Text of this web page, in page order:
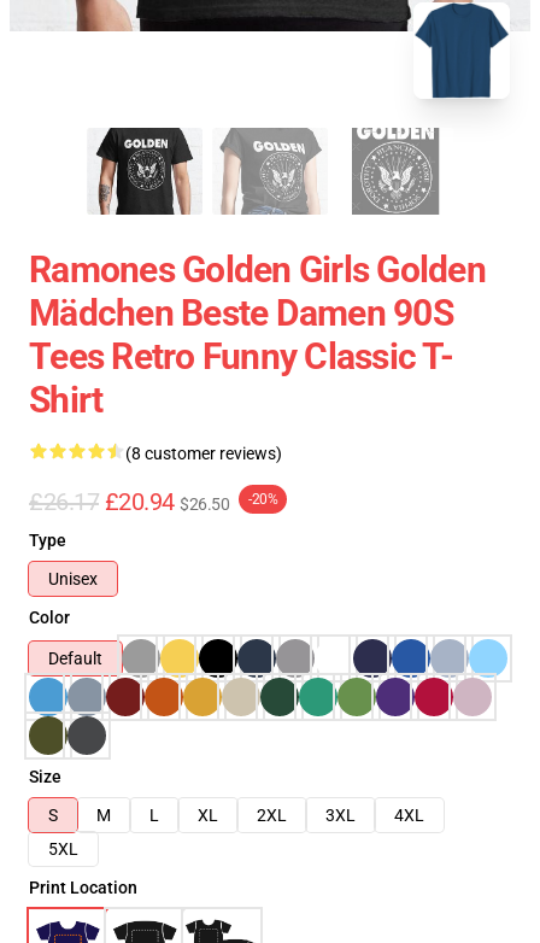
Ramones Golden Girls Golden
Mädchen Beste Damen 90S
Tees Retro Funny Classic T-
Shirt
(8 customer reviews)
£26.17 £20.94 $26.50 -20%
Type
Unisex
Color
Default
Size
S
M L XL 2XL 3XL
4XL
5XL
Print Location